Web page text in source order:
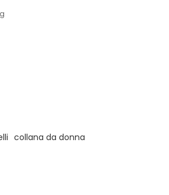
collana da donna